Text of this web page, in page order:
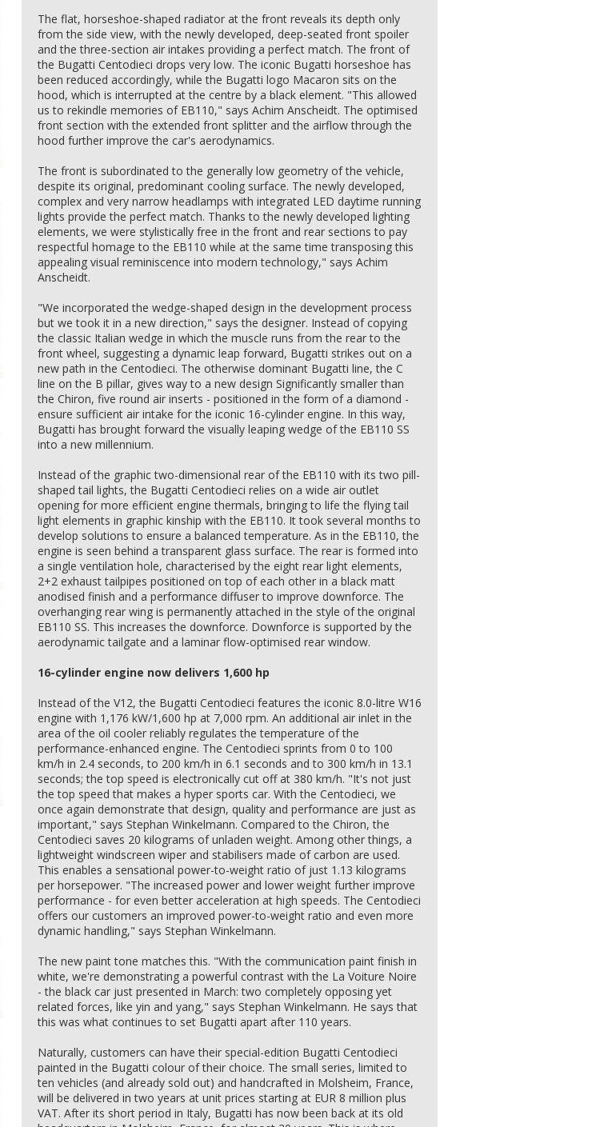
The flat, horseshoe-shaped radiator at the front reveals its depth only
from the side view, with the newly developed, deep-seated front spoiler
and the three-section air intakes providing a perfect match. The front of
the Bugatti Centodieci drops very low. The iconic Bugatti horseshoe has
been reduced accordingly, while the Bugatti logo Macaron sits on the
hood, which is interrupted at the centre by a black element. "This allowed
us to rekindle memories of EB110," says Achim Anscheidt. The optimised
front section with the extended front splitter and the airflow through the
hood further improve the car's aerodynamics.
The front is subordinated to the generally low geometry of the vehicle,
despite its original, predominant cooling surface. The newly developed,
complex and very narrow headlamps with integrated LED daytime running
lights provide the perfect match. Thanks to the newly developed lighting
elements, we were stylistically free in the front and rear sections to pay
respectful homage to the EB110 while at the same time transposing this
appealing visual reminiscence into modern technology," says Achim
Anscheidt.
"We incorporated the wedge-shaped design in the development process
but we took it in a new direction," says the designer. Instead of copying
the classic Italian wedge in which the muscle runs from the rear to the
front wheel, suggesting a dynamic leap forward, Bugatti strikes out on a
new path in the Centodieci. The otherwise dominant Bugatti line, the C
line on the B pillar, gives way to a new design Significantly smaller than
the Chiron, five round air inserts - positioned in the form of a diamond -
ensure sufficient air intake for the iconic 16-cylinder engine. In this way,
Bugatti has brought forward the visually leaping wedge of the EB110 SS
into a new millennium.
Instead of the graphic two-dimensional rear of the EB110 with its two pill-
shaped tail lights, the Bugatti Centodieci relies on a wide air outlet
opening for more efficient engine thermals, bringing to life the flying tail
light elements in graphic kinship with the EB110. It took several months to
develop solutions to ensure a balanced temperature. As in the EB110, the
engine is seen behind a transparent glass surface. The rear is formed into
a single ventilation hole, characterised by the eight rear light elements,
2+2 exhaust tailpipes positioned on top of each other in a black matt
anodised finish and a performance diffuser to improve downforce. The
overhanging rear wing is permanently attached in the style of the original
EB110 SS. This increases the downforce. Downforce is supported by the
aerodynamic tailgate and a laminar flow-optimised rear window.
16-cylinder engine now delivers 1,600 hp
Instead of the V12, the Bugatti Centodieci features the iconic 8.0-litre W16
engine with 1,176 kW/1,600 hp at 7,000 rpm. An additional air inlet in the
area of the oil cooler reliably regulates the temperature of the
performance-enhanced engine. The Centodieci sprints from 0 to 100
km/h in 2.4 seconds, to 200 km/h in 6.1 seconds and to 300 km/h in 13.1
seconds; the top speed is electronically cut off at 380 km/h. "It's not just
the top speed that makes a hyper sports car. With the Centodieci, we
once again demonstrate that design, quality and performance are just as
important," says Stephan Winkelmann. Compared to the Chiron, the
Centodieci saves 20 kilograms of unladen weight. Among other things, a
lightweight windscreen wiper and stabilisers made of carbon are used.
This enables a sensational power-to-weight ratio of just 1.13 kilograms
per horsepower. "The increased power and lower weight further improve
performance - for even better acceleration at high speeds. The Centodieci
offers our customers an improved power-to-weight ratio and even more
dynamic handling," says Stephan Winkelmann.
The new paint tone matches this. "With the communication paint finish in
white, we're demonstrating a powerful contrast with the La Voiture Noire
- the black car just presented in March: two completely opposing yet
related forces, like yin and yang," says Stephan Winkelmann. He says that
this was what continues to set Bugatti apart after 110 years.
Naturally, customers can have their special-edition Bugatti Centodieci
painted in the Bugatti colour of their choice. The small series, limited to
ten vehicles (and already sold out) and handcrafted in Molsheim, France,
will be delivered in two years at unit prices starting at EUR 8 million plus
VAT. After its short period in Italy, Bugatti has now been back at its old